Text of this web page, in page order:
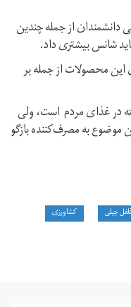
دانشمندان از جمله چندین
شانس بیشتری داد.
این محصولات از جمله بر
در غذای مردم است، ولی
موضوع به مصرف‌کننده بازگو
فلفل چیلی
کشاورزی